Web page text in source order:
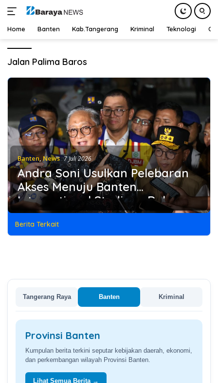
konten
Home Banten Kab.Tangerang Kriminal Teknologi
Jalan Palima Baros
Banten,News 7 Juli 2026
Andra Soni Usulkan Pelebaran
Akses Menuju Banten
International Stadium, Dukung
Kesiapan PON XXIII 2032
Berita Terkait
Tangerang Raya Banten Kriminal
Provinsi Banten
Kumpulan berita terkini seputar kebijakan daerah, ekonomi,
dan perkembangan wilayah Provinsi Banten.
Lihat Semua Berita →